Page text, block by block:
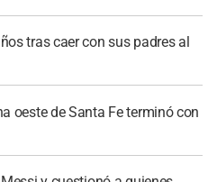
tras caer con sus padres al
oeste de Santa Fe terminó con